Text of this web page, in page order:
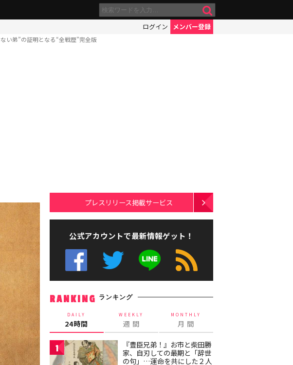
ログイン メンバー登録
い弟”の証明となる“全戦歴”完全版
プレスリリース掲載サービス
公式アカウントで最新情報ゲット！
RANKING ランキング
DAILY
24時間
WEEKLY
週 間
MONTHLY
月 間
1
『豊臣兄弟！』お市と柴田勝
家、自刃しての最期と「辞世
の句」…運命を共にした２人